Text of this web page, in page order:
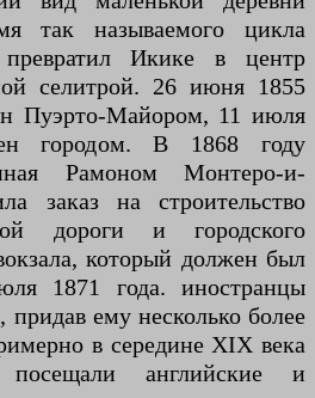
так называемого цикла
Икике в центр
селитрой. 26 июня 1855
Пуэрто-Майором, 11 июля
городом. В 1868 году
Рамоном Монтеро-и-
заказ на строительство
дороги и городского
который должен был
1871 года. иностранцы
придав ему несколько более
в середине XIX века
английские и